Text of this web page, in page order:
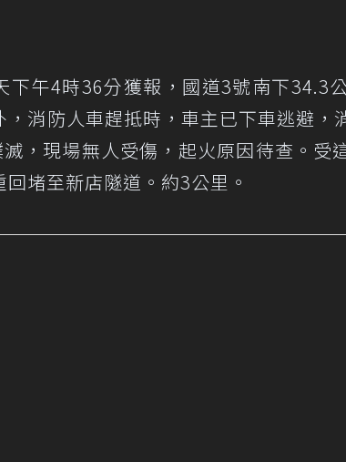
下午4時36分獲報，國道3號南下34.3
，消防人車趕抵時，車主已下車逃避，
，現場無人受傷，起火原因待查。受
堵至新店隧道。約3公里。